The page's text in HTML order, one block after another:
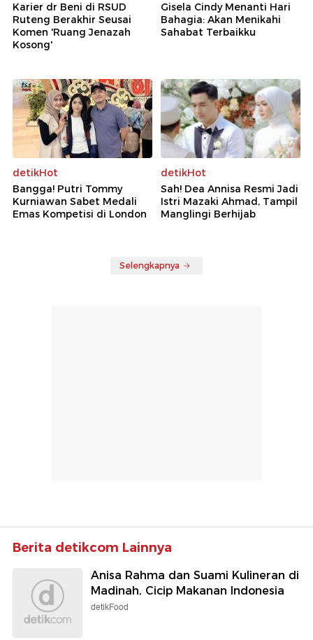
Karier dr Beni di RSUD
Ruteng Berakhir Seusai
Komen 'Ruang Jenazah
Kosong'
Gisela Cindy Menanti Hari
Bahagia: Akan Menikahi
Sahabat Terbaikku
detikHot
Bangga! Putri Tommy
Kurniawan Sabet Medali
Emas Kompetisi di London
detikHot
Sah! Dea Annisa Resmi Jadi
Istri Mazaki Ahmad, Tampil
Manglingi Berhijab
Selengkapnya
Berita detikcom Lainnya
Anisa Rahma dan Suami Kulineran di
Madinah, Cicip Makanan Indonesia
detikFood